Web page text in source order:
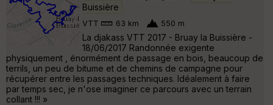
Buissière
VTT 63 km 550 m
La djakass VTT 2017 - Bruay la Buissière -
18/06/2017 Randonnée exigente
physiquement , énormément de passage en bois, beaucoup de
terrils, un peu de bitume et de chemins de campagne pour
récupérer entre les passages techniques. Idéalement à faire
par temps sec, je n'ose imaginer ce parcours avec un terrain
collant !!! »